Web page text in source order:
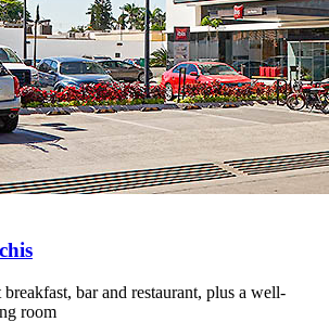
bar and restaurant, plus a well-
room